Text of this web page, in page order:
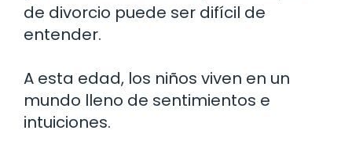
de divorcio puede ser difícil de
entender.
A esta edad, los niños viven en un
mundo lleno de sentimientos e
intuiciones.